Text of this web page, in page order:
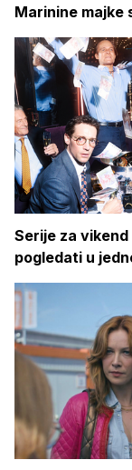
Marinine majke
Serije za
pogledati u